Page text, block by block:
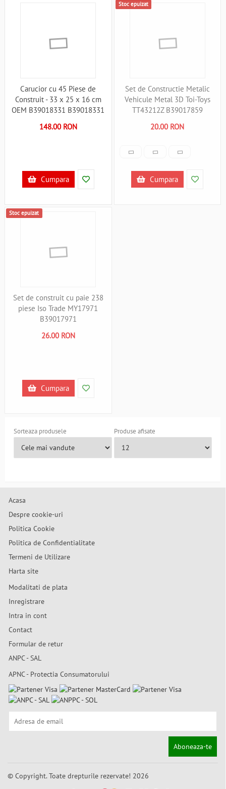
Carucior cu 45 Piese de
Construit - 33 x 25 x 16 cm
OEM B39018331 B39018331
148.00 RON
Cumpara
Stoc epuizat
Set de Constructie Metalic
Vehicule Metal 3D Toi-Toys
TT43212Z B39017859
20.00 RON
Cumpara
Stoc epuizat
Set de construit cu paie 238
piese Iso Trade MY17971
B39017971
26.00 RON
Cumpara
Sorteaza produsele Produse afisate
Acasa
Despre cookie-uri
Politica Cookie
Politica de Confidentialitate
Termeni de Utilizare
Harta site
Modalitati de plata
Inregistrare
Intra in cont
Contact
Formular de retur
ANPC - SAL
APNC - Protectia Consumatorului
Aboneaza-te
© Copyright. Toate drepturile rezervate! 2026